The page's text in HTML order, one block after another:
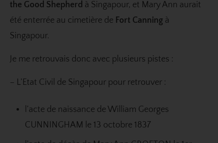
the Good Shepherd à Singapour, et Mary Ann aurait
été enterrée au cimetière de Fort Canning à
Singapour.
Je me retrouvais donc avec plusieurs pistes :
– L’Etat Civil de Singapour pour retrouver :
l’acte de naissance de William Georges
CUNNINGHAM le 13 octobre 1837